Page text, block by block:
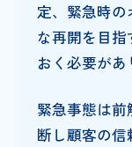
定、緊急時
な再開を目
おく必要があ
緊急事態は
断し顧客の